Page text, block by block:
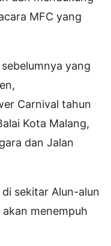
MFC yang
yang
Carnival tahun
Kota Malang,
dan Jalan
sekitar Alun-alun
menempuh